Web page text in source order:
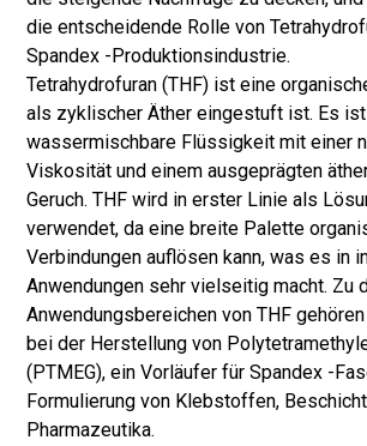
die entscheidende Rolle von
Spandex -Produktionsindustrie.
Tetrahydrofuran (THF) ist eine
als zyklischer Äther eingestuft ist. Es
wassermischbare Flüssigkeit mit einer
Viskosität und einem ausgeprägten
Geruch. THF wird in erster Linie als
verwendet, da eine breite Palette
Verbindungen auflösen kann, was es in
Anwendungen sehr vielseitig macht. Zu
Anwendungsbereichen von THF
bei der Herstellung von
(PTMEG), ein Vorläufer für Spandex -
Formulierung von Klebstoffen,
Pharmazeutika.